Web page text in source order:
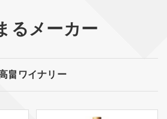
るメーカー
畠ワイナリー